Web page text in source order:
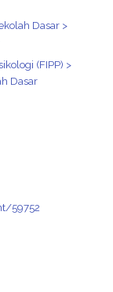
Dasar >
(FIPP) >
Dasar
59752